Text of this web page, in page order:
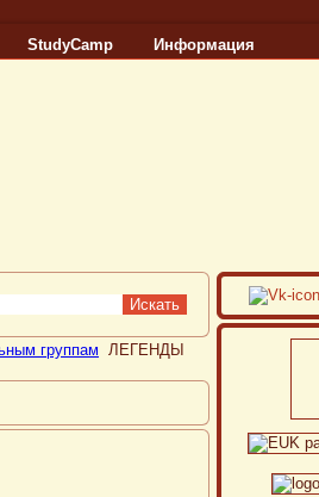
StudyCamp Информация
группам ЛЕГЕНДЫ